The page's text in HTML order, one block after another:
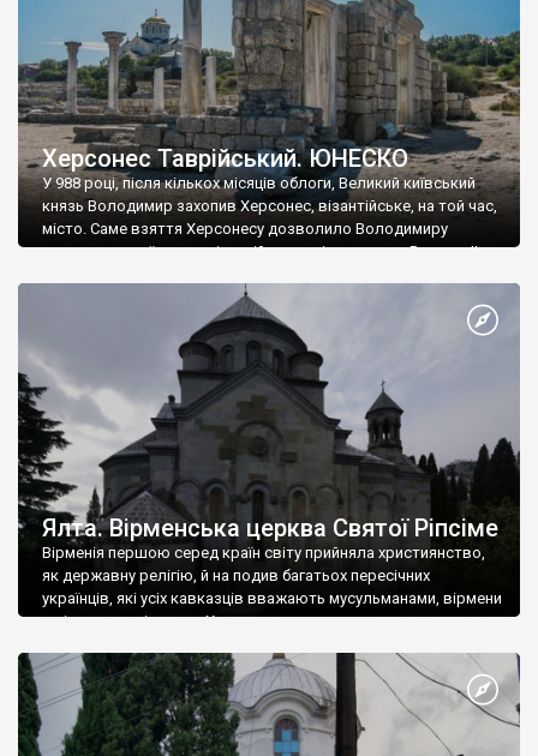
Херсонес Таврійський. ЮНЕСКО
У 988 році, після кількох місяців облоги, Великий київський
князь Володимир захопив Херсонес, візантійське, на той час,
місто. Саме взяття Херсонесу дозволило Володимиру
диктувати свої умови візантійському імператору Василю ІІ, та
Херсонесі Володимир-язичник, став Василем-християнином.
А потім було Хрещення Русі. На честь Херсонесу Таврійського
Ялта. Вірменська церква Святої Ріпсіме
Вірменія першою серед країн світу прийняла християнство,
як державну релігію, й на подив багатьох пересічних
українців, які усіх кавказців вважають мусульманами, вірмени
є відданими вірянами Христа